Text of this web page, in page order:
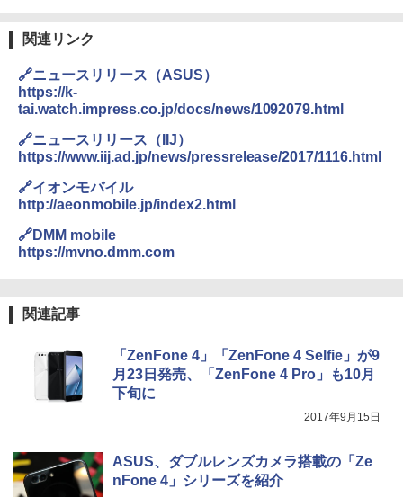
関連リンク
🔗ニュースリリース（ASUS）
https://k-
tai.watch.impress.co.jp/docs/news/1092079.html
🔗ニュースリリース（IIJ）
https://www.iij.ad.jp/news/pressrelease/2017/1116.html
🔗イオンモバイル
http://aeonmobile.jp/index2.html
🔗DMM mobile
https://mvno.dmm.com
関連記事
「ZenFone 4」「ZenFone 4 Selfie」が9
月23日発売、「ZenFone 4 Pro」も10月
下旬に
2017年9月15日
ASUS、ダブルレンズカメラ搭載の「Ze
nFone 4」シリーズを紹介